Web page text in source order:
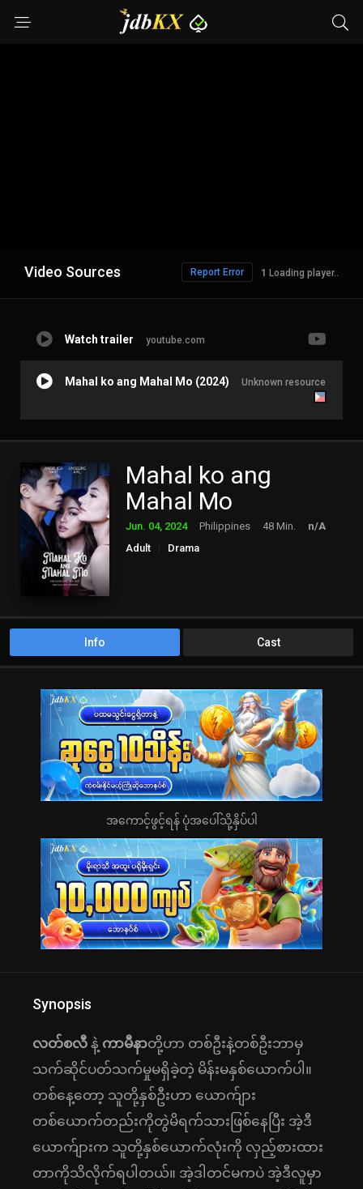
Video Sources Loading player..
Report Error
Watch trailer youtube.com
Mahal ko ang Mahal Mo (2024) Unknown resource
Mahal ko ang
Mahal Mo
Jun. 04, 2024 Philippines 48 Min.
n/A
Adult
Drama
Info Cast
အကောင့်ဖွင့်ရန် ပုံအပေါ်သို့နှိပ်ပါ
Synopsis
လတ်စလီ နဲ့ ကာမီနာတို့ဟာ တစ်ဦးနဲ့တစ်ဦးဘာမှ
သက်ဆိုင်ပတ်သက်မှုမရှိခဲ့တဲ့ မိန်းမနှစ်ယောက်ပါ။
တစ်နေ့တော့ သူတို့နှစ်ဦးဟာ ယောက်ျား
တစ်ယောက်တည်းကိုတွဲမိရက်သားဖြစ်နေပြီး အဲ့ဒီ
ယောက်ျားက သူတို့နှစ်ယောက်လုံးကို လှည့်စားထား
တာကိုသိလိုက်ရပါတယ်။ အဲ့ဒါတင်မကပဲ အဲ့ဒီလူမှာ